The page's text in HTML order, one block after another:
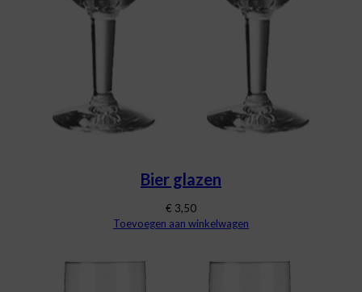
Bier glazen
€ 3,50
Toevoegen aan winkelwagen